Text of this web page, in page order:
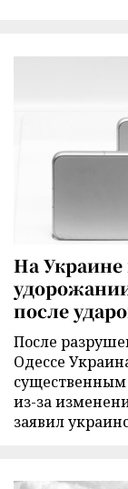
На
после
После
Одессе
из-за
заявил